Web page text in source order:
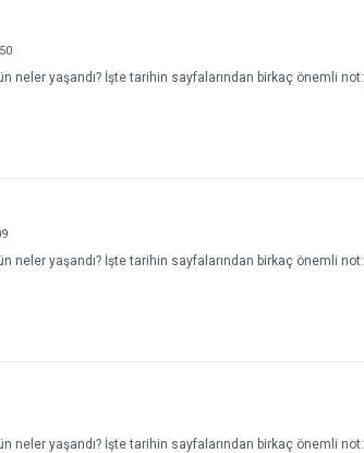
neler yaşandı? İşte tarihin sayfalarından birkaç önemli not:
neler yaşandı? İşte tarihin sayfalarından birkaç önemli not:
neler yaşandı? İşte tarihin sayfalarından birkaç önemli not: